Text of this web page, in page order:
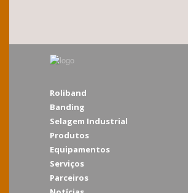
Roliband
Banding
Selagem Industrial
Produtos
Equipamentos
Serviços
Parceiros